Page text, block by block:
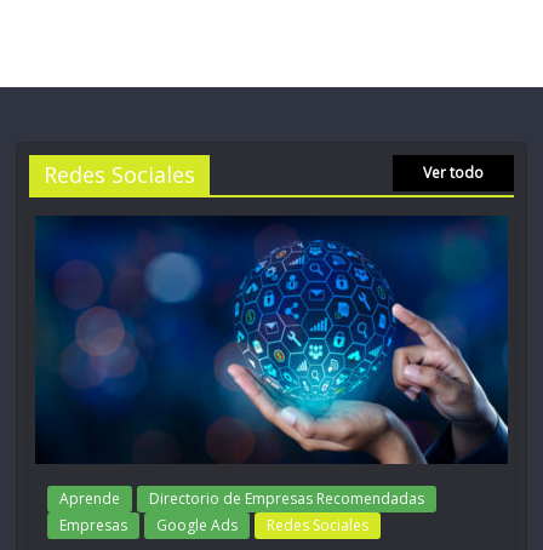
Redes Sociales Ver todo
Aprende
Directorio de Empresas Recomendadas
Empresas
Google Ads Redes Sociales